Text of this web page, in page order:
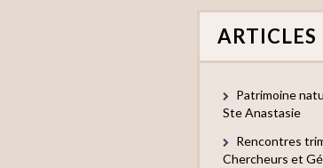
ARTICLES
Patrimoine
Ste Anastasie
Rencontres
Chercheurs et